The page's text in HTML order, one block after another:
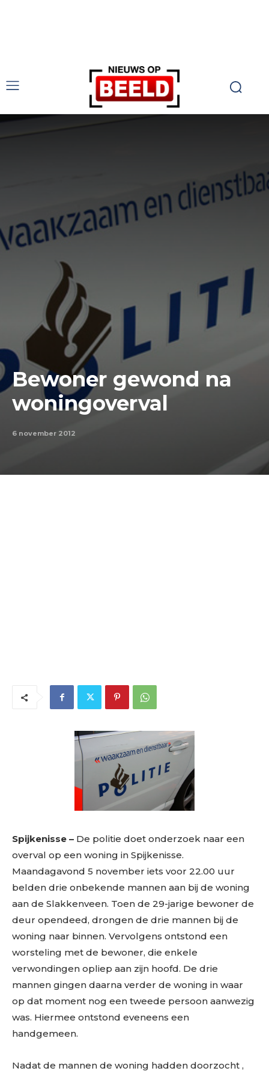
Bewoner gewond na
woningoverval
6 november 2012
Spijkenisse – De politie doet onderzoek naar een
overval op een woning in Spijkenisse.
Maandagavond 5 november iets voor 22.00 uur
belden drie onbekende mannen aan bij de woning
aan de Slakkenveen. Toen de 29-jarige bewoner de
deur opendeed, drongen de drie mannen bij de
woning naar binnen. Vervolgens ontstond een
worsteling met de bewoner, die enkele
verwondingen opliep aan zijn hoofd. De drie
mannen gingen daarna verder de woning in waar
op dat moment nog een tweede persoon aanwezig
was. Hiermee ontstond eveneens een
handgemeen.
Nadat de mannen de woning hadden doorzocht ,